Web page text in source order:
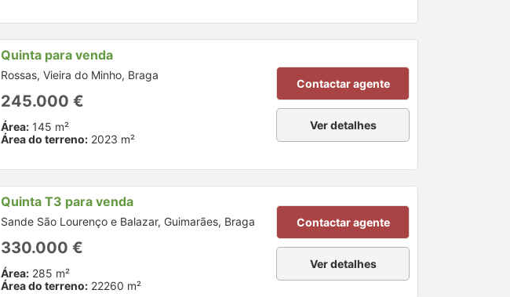
Quinta para venda
Rossas, Vieira do Minho, Braga
245.000 €
Área: 145 m²
Área do terreno: 2023 m²
Contactar agente
Ver detalhes
Quinta T3 para venda
Sande São Lourenço e Balazar, Guimarães, Braga
330.000 €
Área: 285 m²
Área do terreno: 22260 m²
Contactar agente
Ver detalhes